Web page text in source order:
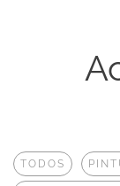
TODOS